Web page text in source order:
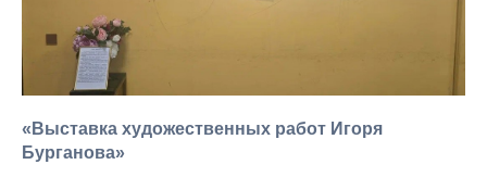
«Выставка художественных работ Игоря
Бурганова»